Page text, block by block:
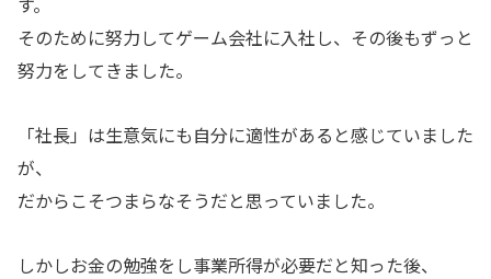
そのために努力してゲーム会社に入社し、その後もずっと
努力をしてきました。
「社長」は生意気にも自分に適性があると感じていました
が、
だからこそつまらなそうだと思っていました。
しかしお金の勉強をし事業所得が必要だと知った後、